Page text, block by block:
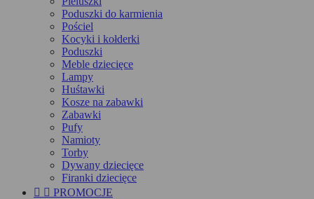
Poduszki do karmienia
Pościel
Kocyki i kołderki
Poduszki
Meble dziecięce
Lampy
Huśtawki
Kosze na zabawki
Zabawki
Pufy
Namioty
Torby
Dywany dziecięce
Firanki dziecięce
  PROMOCJE